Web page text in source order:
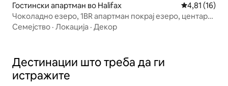
Гостински апартман во Halifax Просечна
4,81 (16)
Чоколадно езеро, 1BR апартман покрај езеро, центар
на градот
Семејство · Локација · Декор
Дестинации што треба да ги
истражите